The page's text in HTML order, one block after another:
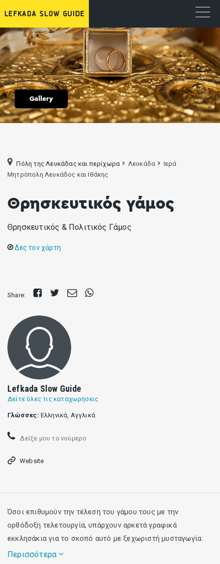
Gallery
Πόλη της Λευκάδας και περίχωρα Λευκάδα
Ιερά
Μητρόπολη Λευκάδος και Ιθάκης
Θρησκευτικός γάμος
Θρησκευτικός & Πολιτικός Γάμος
Δες τον χάρτη
Share:
Share
Tweet
SendShare
on
Lefkada Slow Guide
Δείτε όλες τις καταχωρήσεις
Γλώσσες: Ελληνικά, Αγγλικά
Δείξε μου το νούμερο
Website
Όσοι επιθυμούν την τέλεση του γάμου τους με την
ορθόδοξη τελετουργία, υπάρχουν αρκετά γραφικά
εκκλησάκια για το σκοπό αυτό με ξεχωριστή μυσταγωγία.
Περισσότερα